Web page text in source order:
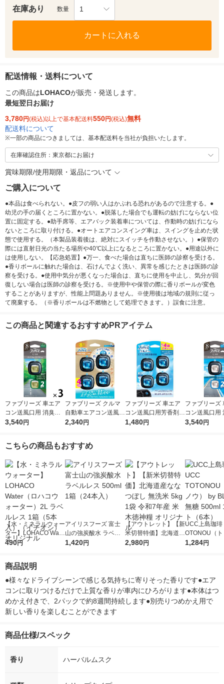
在庫あり 数量 1
カートに入れる
配送情報・送料について
この商品はLOHACOが販売・発送します。
最短翌日お届け
3,780円(税込)以上で基本配送料550円(税込)無料
配送料について
※一部の商品につきましては、基本配送料を当社が負担いたします。
在庫確認住所：東京都にお届け
賞味期限/使用期限・返品について
ご購入について
●本品は食べられない。●皮フの弱い人はかぶれる恐れがあるので注意する。●
幼児の手の届くところに置かない。●脱落した場合でも運転の妨げにならない位
置に固定する。●助手席等、エアバック装着車については、作動時の妨げになら
ないところに取り付ける。●オートエアコンスイング車は、スイングを止めた状
態で使用する。（本製品装着後は、絶対にスイッチを作動させない。）●保管の
際には直射日光の当たる場所や40℃以上になるところに置かない。●用途以外に
は使用しない。【応急処置】●万一、食べた場合は直ちに医師の診察を受ける。
●香りボールに触れた場合は、石けんでよく洗い、異常を感じたときは医師の診
察を受ける。●使用中気分が悪くなった場合は、直ちに使用を中止し、気分が回
復しない場合は医師の診察を受ける。※使用中や保管の際に香りボールが変色
することがありますが、性能上問題ありません。※使用後は地域の規則に従っ
て廃棄する。（※香りボールは不燃物として処理できます。）誤食に注意。
この商品と関連するおすすめPRアイテム
ファブリーズ 車エア
コン送風口用 消臭芳
香剤 フォレストミス
入）×3） 消臭剤 芳香
3,540円
ファブリーズ クルマ
自動車エアコン送風口
用消臭・芳香剤 消臭
L 1パック（4個入）消
2,340円
ファブリーズ 車エア
コン送風口用芳香剤
スカイブリーズ お得
1,480円
ファブリーズ
コン送風口用
香剤 オーシャ
3,540円
こちらの商品もおすすめ
【水・ミネラルウォー
ター】LOHACO Wate
r（ロハコウォータ
シ） オリジナル
490円
アイリスフーズ 富士
山の強炭酸水 ラベル
レス 500ml 1箱（24
1,420円
【アウトレット】【新
米切替特価】北海道産
ななつぼし 無洗米 5k
2,980円
UCC上島珈琲
OTONOU（
ウ） by
1,284円
商品説明
●様々なドライブシーンで感じる気持ちに寄りそった香りです●エア
コンに取りつけるだけで上質な香りが車内にひろがります●本体はつ
めかえ付きで、2パックで約8週間持続します●別売りつめかえ用で
新しい香りを楽しむことができます
商品仕様/スペック
香り ハーバルムスク